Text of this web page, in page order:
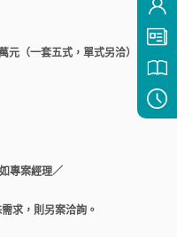
元（一套五式，單式另洽）
專案經理／
求，則另案洽詢。